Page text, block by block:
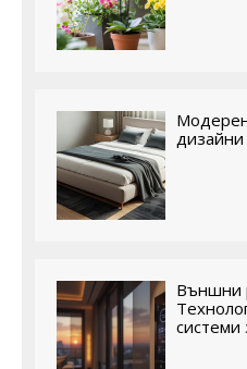
дизайни
Външни
системи